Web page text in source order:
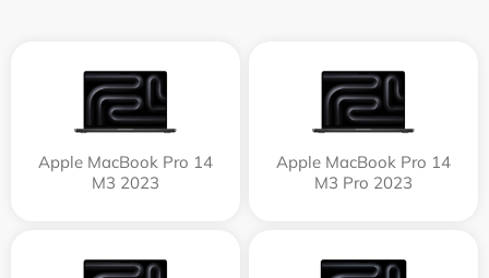
Apple MacBook Pro 14
M3 2023
Apple MacBook Pro 14
M3 Pro 2023